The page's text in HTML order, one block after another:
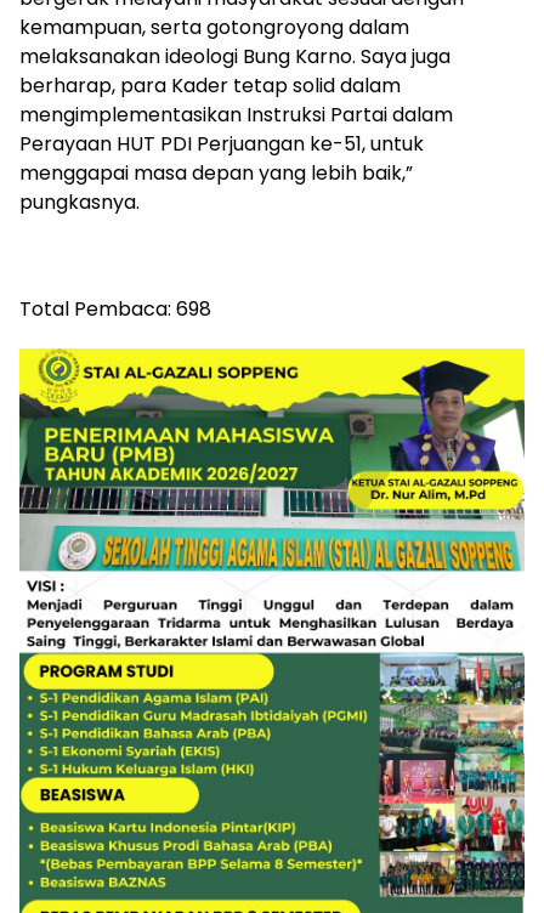
kemampuan, serta gotongroyong dalam
melaksanakan ideologi Bung Karno. Saya juga
berharap, para Kader tetap solid dalam
mengimplementasikan Instruksi Partai dalam
Perayaan HUT PDI Perjuangan ke-51, untuk
menggapai masa depan yang lebih baik,”
pungkasnya.
Total Pembaca: 698